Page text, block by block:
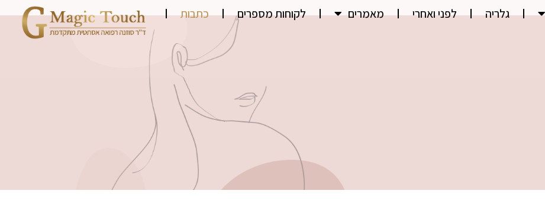
גלריה לפני ואחרי מאמרים לקוחות מספרים
כתבות